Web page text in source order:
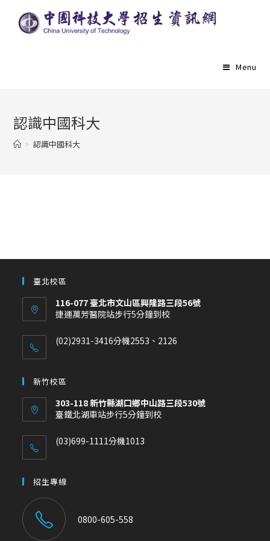
Menu
認識中國科大
> 認識中國科大
臺北校區
116-077 臺北市文山區興隆路三段56號
捷運萬芳醫院站步行5分鐘到校
(02)2931-3416分機2553、2126
新竹校區
303-118 新竹縣湖口鄉中山路三段530號
臺鐵北湖車站步行5分鐘到校
(03)699-1111分機1013
招生專線
0800-605-558